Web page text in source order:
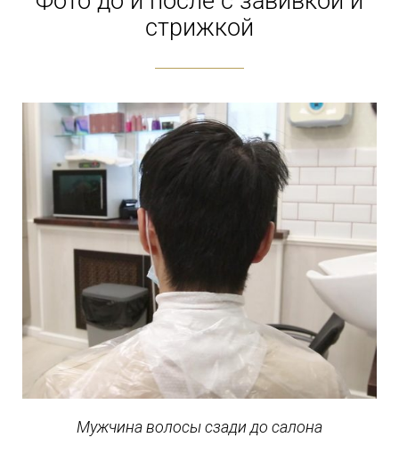
стрижкой
Мужчина волосы сзади до салона